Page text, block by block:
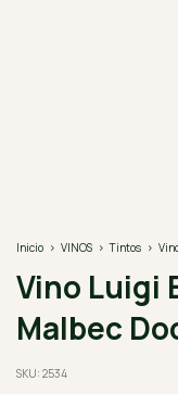
Inicio > VINOS > Tintos >
Vino Luigi
Malbec
SKU: 2534